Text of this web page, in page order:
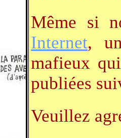
Même si
Internet,
mafieux
publiées
Veuillez